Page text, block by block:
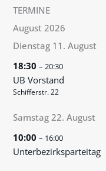
TERMINE
August 2026
Dienstag 11. August
18:30– 20:30
UB Vorstand
Schifferstr. 22
Samstag 22. August
10:00– 16:00
Unterbezirksparteitag